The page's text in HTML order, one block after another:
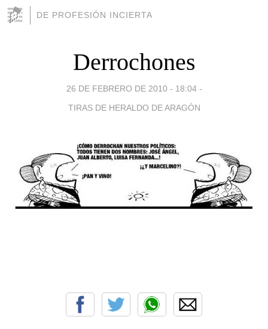
DE PROFESIÓN INCIERTA
Derrochones
26 DE FEBRERO DE 2010 - 18:04 -
TIRAS DE HERALDO DE ARAGÓN